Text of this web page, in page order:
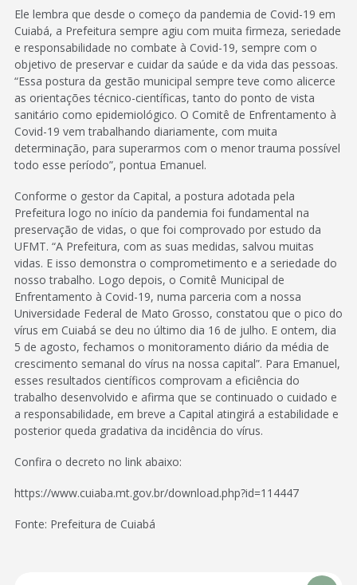
Ele lembra que desde o começo da pandemia de Covid-19 em
Cuiabá, a Prefeitura sempre agiu com muita firmeza, seriedade
e responsabilidade no combate à Covid-19, sempre com o
objetivo de preservar e cuidar da saúde e da vida das pessoas.
“Essa postura da gestão municipal sempre teve como alicerce
as orientações técnico-científicas, tanto do ponto de vista
sanitário como epidemiológico. O Comitê de Enfrentamento à
Covid-19 vem trabalhando diariamente, com muita
determinação, para superarmos com o menor trauma possível
todo esse período”, pontua Emanuel.
Conforme o gestor da Capital, a postura adotada pela
Prefeitura logo no início da pandemia foi fundamental na
preservação de vidas, o que foi comprovado por estudo da
UFMT. “A Prefeitura, com as suas medidas, salvou muitas
vidas. E isso demonstra o comprometimento e a seriedade do
nosso trabalho. Logo depois, o Comitê Municipal de
Enfrentamento à Covid-19, numa parceria com a nossa
Universidade Federal de Mato Grosso, constatou que o pico do
vírus em Cuiabá se deu no último dia 16 de julho. E ontem, dia
5 de agosto, fechamos o monitoramento diário da média de
crescimento semanal do vírus na nossa capital”. Para Emanuel,
esses resultados científicos comprovam a eficiência do
trabalho desenvolvido e afirma que se continuado o cuidado e
a responsabilidade, em breve a Capital atingirá a estabilidade e
posterior queda gradativa da incidência do vírus.
Confira o decreto no link abaixo:
https://www.cuiaba.mt.gov.br/download.php?id=114447
Fonte: Prefeitura de Cuiabá